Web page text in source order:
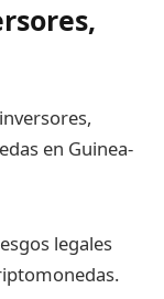
en Guinea-
legales